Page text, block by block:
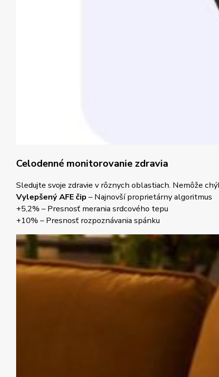
Celodenné monitorovanie zdravia
Sledujte svoje zdravie v rôznych oblastiach. Nemôže
Vylepšený AFE čip – Najnovší proprietárny algoritmus
+5,2% – Presnosť merania srdcového tepu
+10% – Presnosť rozpoznávania spánku